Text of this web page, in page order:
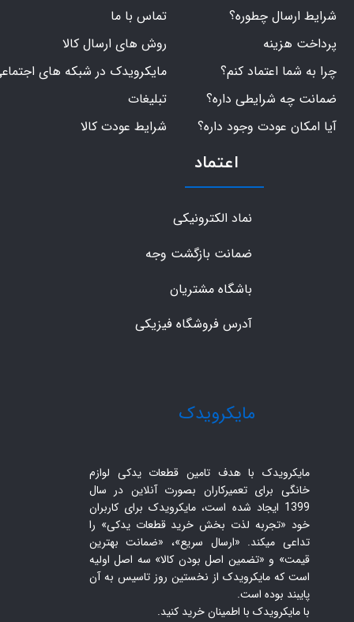
مایکرویدک با هدف تامین قطعات یدکی لوازم
خانگی برای تعمیرکاران بصورت آنلاین در سال
1399 ایجاد شده است، مایکرویدک برای کاربران
خود «تجربه لذت بخش خرید قطعات یدکی» را
تداعی میکند. «ارسال سریع»، «ضمانت بهترین
قیمت» و «تضمین اصل بودن کالا» سه اصل اولیه
است که مایکرویدک از نخستین روز تاسیس به آن
پایبند بوده است.
با مایکرویدک با اطمینان خرید کنید.​​​​​​​
​مایکرویدک
شرایط ارسال چطوره؟
پرداخت هزینه
چرا به شما اعتماد کنم؟
ضمانت چه شرایطی داره؟
آیا امکان عودت وجود داره؟
اعتماد
نماد الکترونیکی
ضمانت بازگشت وجه
باشگاه مشتریان
آدرس فروشگاه فیزیکی
تماس با ما
روش های ارسال کالا
مایکرویدک در شبکه های
تبلیغات
شرایط عودت کالا